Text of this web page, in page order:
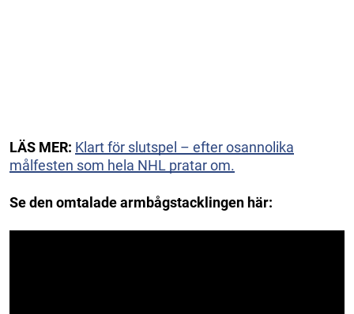
LÄS MER: Klart för slutspel – efter osannolika
målfesten som hela NHL pratar om.
Se den omtalade armbågstacklingen här: